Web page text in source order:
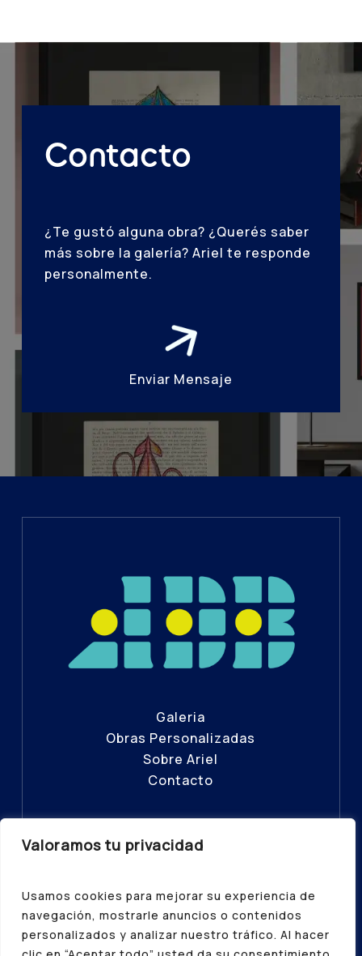
Valoramos tu privacidad
Usamos cookies para mejorar su experiencia de
navegación, mostrarle anuncios o contenidos
personalizados y analizar nuestro tráfico. Al hacer
Contacto
¿Te gustó alguna obra? ¿Querés saber
más sobre la galería? Ariel te responde
personalmente.
Enviar Mensaje
Galeria
Obras Personalizadas
Sobre Ariel
Contacto
Reservados 2025
Política de Privacidad| Aviso Legal|
Política de Cookies